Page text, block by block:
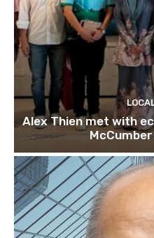
Alex Thien met with